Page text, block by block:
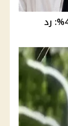
القصة الكاملة لأزمة ريم صاحبة الـ4%: رد